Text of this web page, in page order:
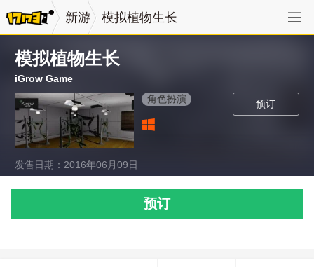
新游 模拟植物生长
模拟植物生长
iGrow Game
预订
角色扮演
发售日期：2016年06月09日
预订